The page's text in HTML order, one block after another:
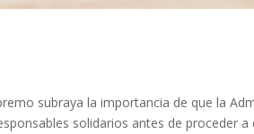
subraya la importancia de que la
solidarios antes de proceder